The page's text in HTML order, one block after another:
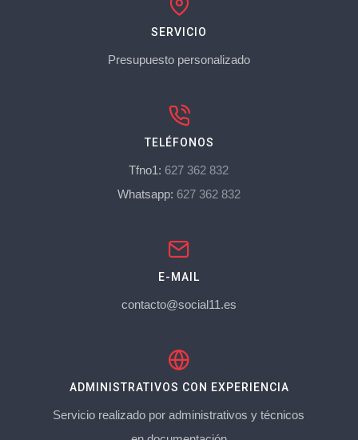
SERVICIO
Presupuesto personalizado
TELÉFONOS
Tfno1: 627 362 832
Whatsapp: 627 362 832
E-MAIL
contacto@social11.es
ADMINISTRATIVOS CON EXPERIENCIA
Servicio realizado por administrativos y técnicos